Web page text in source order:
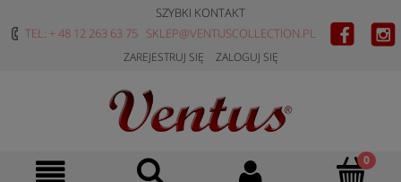
SZYBKI KONTAKT
TEL: + 48 12 263 63 75 SKLEP@VENTUSCOLLECTION.PL
ZAREJESTRUJ SIĘ ZALOGUJ SIĘ